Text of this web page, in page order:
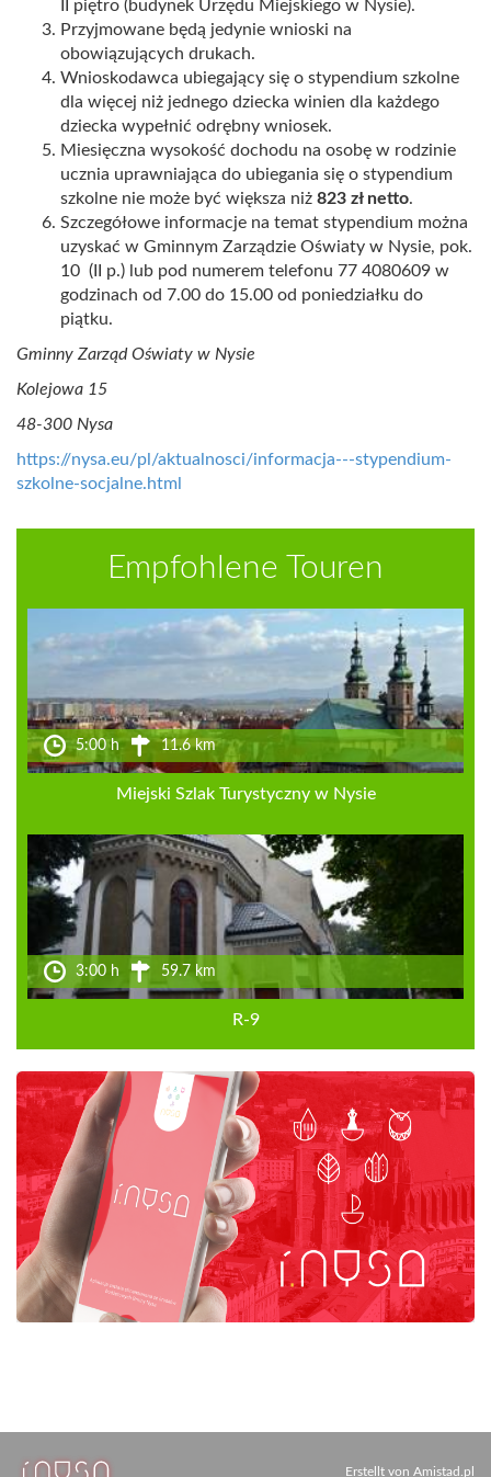
II piętro (budynek Urzędu Miejskiego w Nysie).
Przyjmowane będą jedynie wnioski na
obowiązujących drukach.
Wnioskodawca ubiegający się o stypendium szkolne
dla więcej niż jednego dziecka winien dla każdego
dziecka wypełnić odrębny wniosek.
Miesięczna wysokość dochodu na osobę w rodzinie
ucznia uprawniająca do ubiegania się o stypendium
szkolne nie może być większa niż 823 zł netto.
Szczegółowe informacje na temat stypendium można
uzyskać w Gminnym Zarządzie Oświaty w Nysie, pok.
10 (II p.) lub pod numerem telefonu 77 4080609 w
godzinach od 7.00 do 15.00 od poniedziałku do
piątku.
Gminny Zarząd Oświaty w Nysie
Kolejowa 15
48-300 Nysa
https://nysa.eu/pl/aktualnosci/informacja---stypendium-
szkolne-socjalne.html
Empfohlene Touren
5:00 h 11.6 km
Miejski Szlak Turystyczny w Nysie
3:00 h 59.7 km
R-9
Erstellt von Amistad.pl